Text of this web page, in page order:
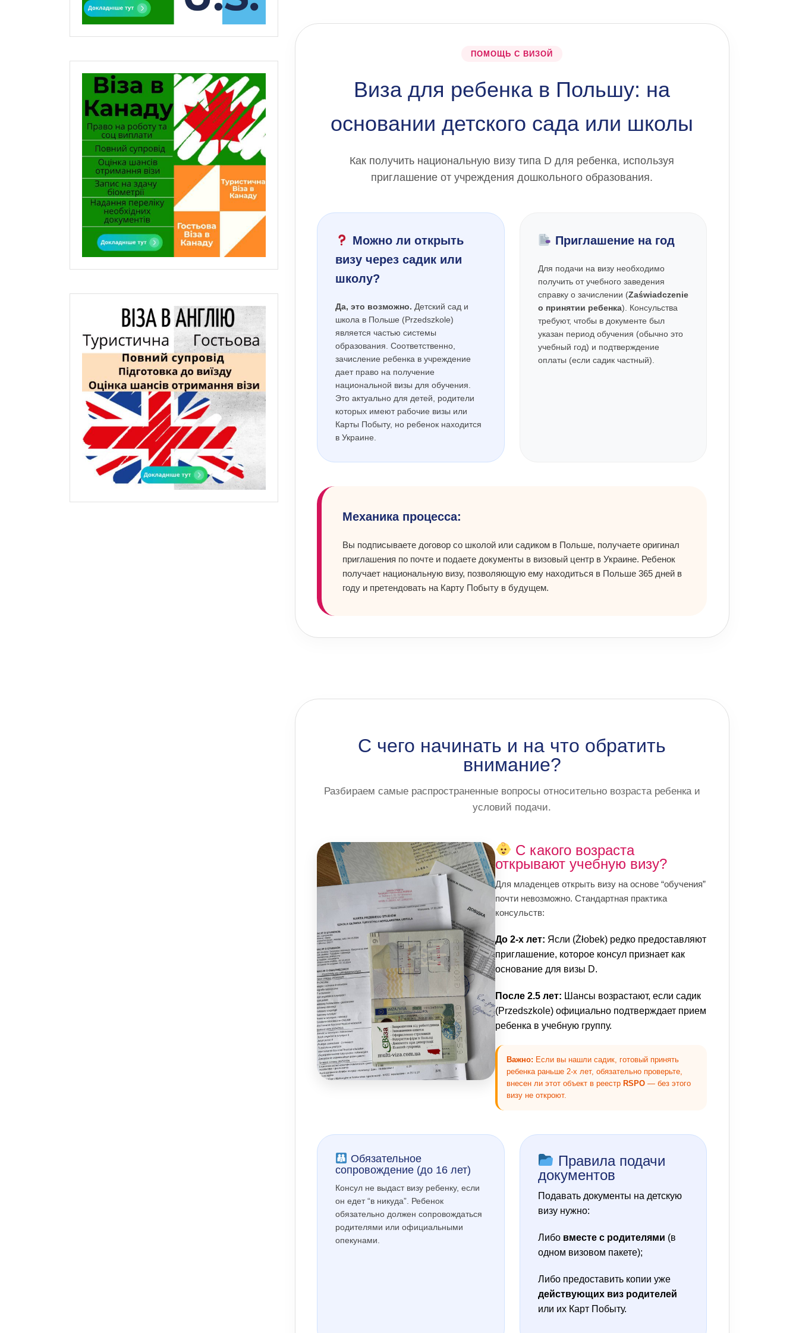
ПОМОЩЬ С ВИЗОЙ
Виза для ребенка в Польшу: на
основании детского сада или школы
Как получить национальную визу типа D для ребенка, используя
приглашение от учреждения дошкольного образования.
Можно ли открыть
визу через садик или
школу?
Да, это возможно. Детский сад и
школа в Польше (Przedszkole)
является частью системы
образования. Соответственно,
зачисление ребенка в учреждение
дает право на получение
национальной визы для обучения.
Это актуально для детей, родители
которых имеют рабочие визы или
Карты Побыту, но ребенок находится
в Украине.
Приглашение на год
Для подачи на визу необходимо
получить от учебного заведения
справку о зачислении (Zaświadczenie
о принятии ребенка). Консульства
требуют, чтобы в документе был
указан период обучения (обычно это
учебный год) и подтверждение
оплаты (если садик частный).
Механика процесса:
Вы подписываете договор со школой или садиком в Польше, получаете оригинал
приглашения по почте и подаете документы в визовый центр в Украине. Ребенок
получает национальную визу, позволяющую ему находиться в Польше 365 дней в
году и претендовать на Карту Побыту в будущем.
С чего начинать и на что обратить
внимание?
Разбираем самые распространенные вопросы относительно возраста ребенка и
условий подачи.
С какого возраста
открывают учебную визу?
Для младенцев открыть визу на основе “обучения”
почти невозможно. Стандартная практика
консульств:
До 2-х лет: Ясли (Żłobek) редко предоставляют
приглашение, которое консул признает как
основание для визы D.
После 2.5 лет: Шансы возрастают, если садик
(Przedszkole) официально подтверждает прием
ребенка в учебную группу.
Важно: Если вы нашли садик, готовый принять
ребенка раньше 2-х лет, обязательно проверьте,
внесен ли этот объект в реестр RSPO — без этого
визу не откроют.
Обязательное
сопровождение (до 16 лет)
Консул не выдаст визу ребенку, если
он едет “в никуда”. Ребенок
обязательно должен сопровождаться
родителями или официальными
опекунами.
Правила подачи
документов
Подавать документы на детскую
визу нужно:
Либо вместе с родителями (в
одном визовом пакете);
Либо предоставить копии уже
действующих виз родителей
или их Карт Побыту.